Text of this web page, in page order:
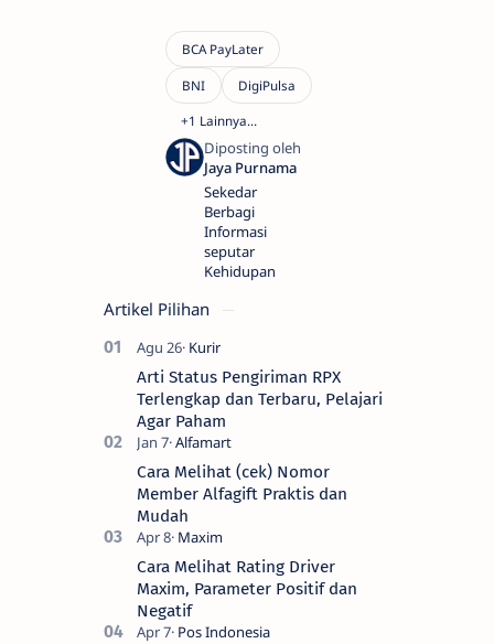
Sekedar
Berbagi
Informasi
seputar
Kehidupan
Artikel Pilihan
Arti Status Pengiriman RPX
Terlengkap dan Terbaru, Pelajari
Agar Paham
Cara Melihat (cek) Nomor
Member Alfagift Praktis dan
Mudah
Cara Melihat Rating Driver
Maxim, Parameter Positif dan
Negatif